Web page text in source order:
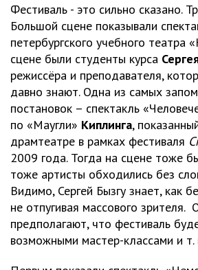
Фестиваль - это сильно сказано.
Большой сцене показывали
петербургского учебного
сцене были студенты курса
режиссёра и преподавателя,
давно знают. Одна из самых
постановок – спектакль
по «Маугли» Киплинга,
драмтеатре в рамках фестиваля
2009 года. Тогда на сцене тоже
тоже артисты обходились без
Видимо, Сергей Бызгу знает, как
не отпугивая массового зрителя.
предполагают, что фестиваль
возможными мастер-классами и т.